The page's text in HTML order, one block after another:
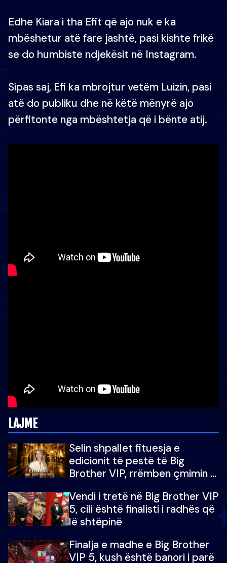
Edhe Kiara i tha Efit që ajo nuk e ka
mbëshetur atë fare jashtë, pasi kishte frikë
se do humbiste ndjekësit në Instagram.
Sipas saj, Efi ka mbrojtur vetëm Luizin, pasi
atë do publiku dhe në këtë mënyrë ajo
përfitonte nga mbështetja që i bënte atij.
LAJME
Selin shpallet fituesja e
edicionit të pestë të Big
Brother VIP, rrëmben çmimin e
Vendi i tretë në Big Brother VIP
5, cili është finalisti i radhës që
lë shtëpinë
Finalja e madhe e Big Brother
VIP 5, kush është banori i parë